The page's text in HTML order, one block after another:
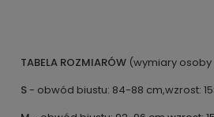
TABELA ROZMIARÓW (wymiary
S- obwód biustu: 84-88 cm,wzrost: